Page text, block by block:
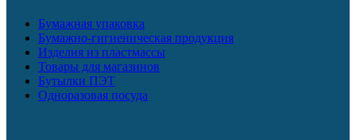
Бумажная упаковка
Бумажно-гигиеническая продукция
Изделия из пластмассы
Товары для магазинов
Бутылки ПЭТ
Одноразовая посуда